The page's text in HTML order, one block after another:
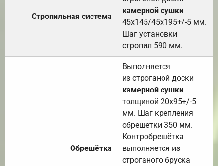
Стропильная система
камерной сушки
45х145/45х195+/-5 мм.
Шаг установки
стропил 590 мм.
Обрешётка
Выполняется
из строганой доски
камерной сушки
толщиной 20х95+/-5
мм. Шаг крепления
обрешетки 350 мм.
Контробрешётка
выполняется из
строганого бруска